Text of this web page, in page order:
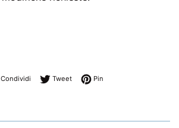
Condividi Condividi su Facebook
TweetTwitta su Twitter
Pin